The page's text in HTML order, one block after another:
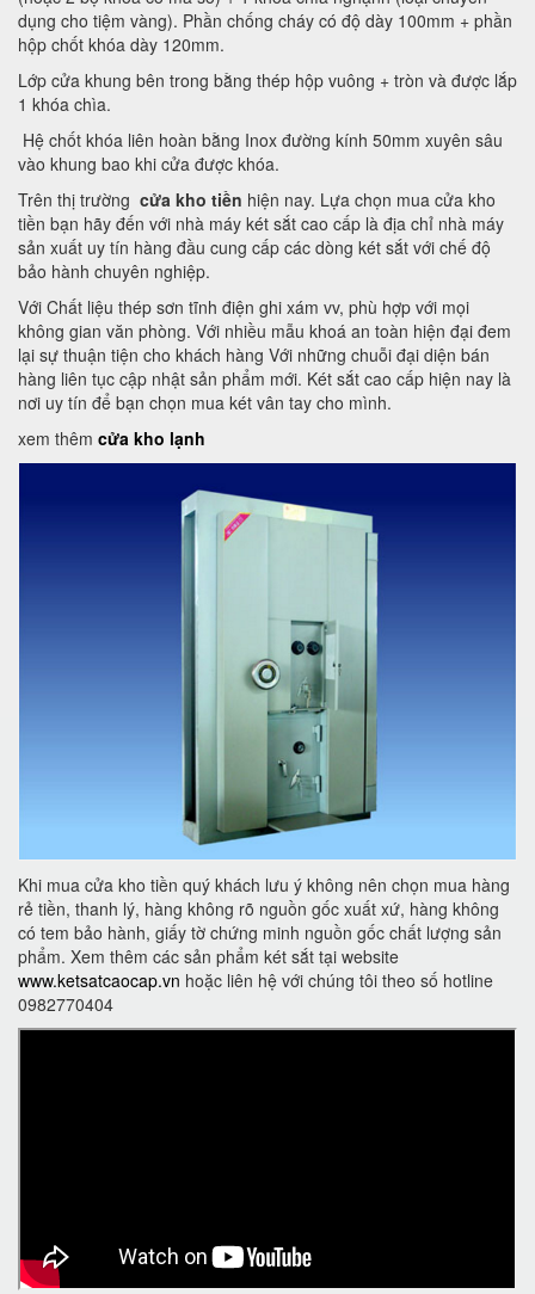
dụng cho tiệm vàng). Phần chống cháy có độ dày 100mm + phần
hộp chốt khóa dày 120mm.
Lớp cửa khung bên trong bằng thép hộp vuông + tròn và được lắp
1 khóa chìa.
Hệ chốt khóa liên hoàn bằng Inox đường kính 50mm xuyên sâu
vào khung bao khi cửa được khóa.
Trên thị trường cửa kho tiền hiện nay. Lựa chọn mua cửa kho
tiền bạn hãy đến với nhà máy két sắt cao cấp là địa chỉ nhà máy
sản xuất uy tín hàng đầu cung cấp các dòng két sắt với chế độ
bảo hành chuyên nghiệp.
Với Chất liệu thép sơn tĩnh điện ghi xám vv, phù hợp với mọi
không gian văn phòng. Với nhiều mẫu khoá an toàn hiện đại đem
lại sự thuận tiện cho khách hàng Với những chuỗi đại diện bán
hàng liên tục cập nhật sản phẩm mới. Két sắt cao cấp hiện nay là
nơi uy tín để bạn chọn mua két vân tay cho mình.
xem thêm cửa kho lạnh
Khi mua cửa kho tiền quý khách lưu ý không nên chọn mua hàng
rẻ tiền, thanh lý, hàng không rõ nguồn gốc xuất xứ, hàng không
có tem bảo hành, giấy tờ chứng minh nguồn gốc chất lượng sản
phẩm. Xem thêm các sản phẩm két sắt tại website
www.ketsatcaocap.vn hoặc liên hệ với chúng tôi theo số hotline
0982770404